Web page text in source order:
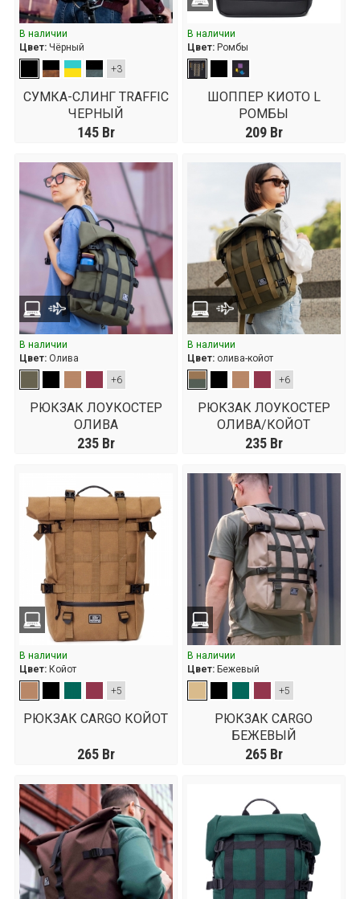
В наличии
Цвет:Чёрный
+3
СУМКА-СЛИНГ TRAFFIC
ЧЕРНЫЙ
145 Br
В наличии
Цвет: Ромбы
ШОППЕР КИОТО L
РОМБЫ
209 Br
В наличии
Цвет:Олива
+6
РЮКЗАК ЛОУКОСТЕР
ОЛИВА
235 Br
В наличии
Цвет: олива-койот
+6
РЮКЗАК ЛОУКОСТЕР
ОЛИВА/КОЙОТ
235 Br
В наличии
Цвет: Койот
+5
РЮКЗАК CARGO КОЙОТ
265 Br
В наличии
Цвет: Бежевый
+5
РЮКЗАК CARGO
БЕЖЕВЫЙ
265 Br